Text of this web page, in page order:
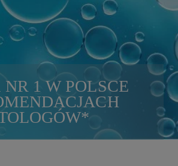
NR 1 W POLSCE
*